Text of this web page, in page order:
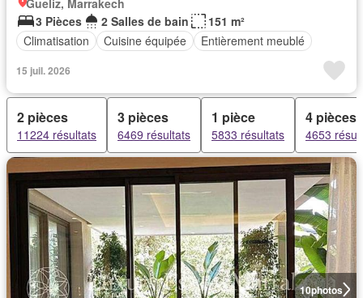
3 Pièces
2 Salles de bain
151 m²
Climatisation
Cuisine équipée Entièrement meublé
15 juil. 2026
2 pièces
11224 résultats
3 pièces
6469 résultats
1 pièce
5833 résultats
4 pièces
4653
10photos